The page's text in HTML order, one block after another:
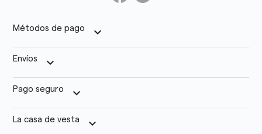
Métodos de pago keyboard_arrow_down
Envíos keyboard_arrow_down
Pago seguro keyboard_arrow_down
La casa de vesta keyboard_arrow_down